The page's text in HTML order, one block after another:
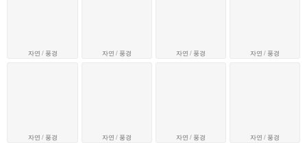
자연 / 풍경
자연 / 풍경
자연 / 풍경
자연 / 풍경
자연 / 풍경
자연 / 풍경
자연 / 풍경
자연 / 풍경